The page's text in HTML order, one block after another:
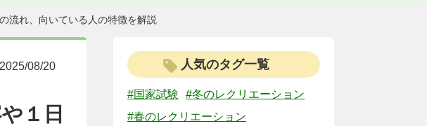
流れ、向いている人の特徴を解説
2025/08/20
１日
人気のタグ一覧
#国家試験
#冬のレクリエーション
#春のレクリエーション